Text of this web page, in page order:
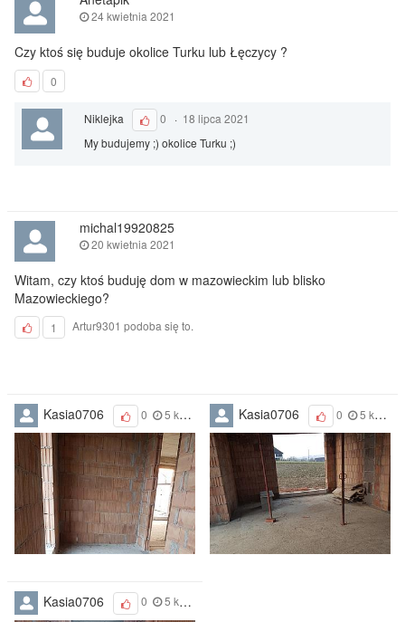
24 kwietnia 2021
Czy ktoś się buduje okolice Turku lub Łęczycy ?
0
Niklejka 0 · 18 lipca 2021
My budujemy ;) okolice Turku ;)
michal19920825
20 kwietnia 2021
Witam, czy ktoś buduję dom w mazowieckim lub blisko
Mazowieckiego?
1 Artur9301 podoba się to.
Kasia0706 0 5 kwietnia 2021 Kasia0706 0 5 kwietnia 2021
Kasia0706 0 5 kwietnia 2021